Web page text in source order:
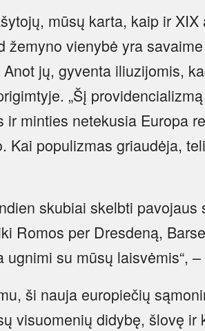
mūsų karta, kaip ir
žemyno vienybė yra
jų, gyventa iliuzijomis,
„Šį
ir minties netekusia Europa
Kai populizmas griaudėja,
skubiai skelbti
Romos per Dresdeną,
ugnimi su mūsų laisvėmis“,
ši nauja europiečių
visuomenių didybę, šlovę